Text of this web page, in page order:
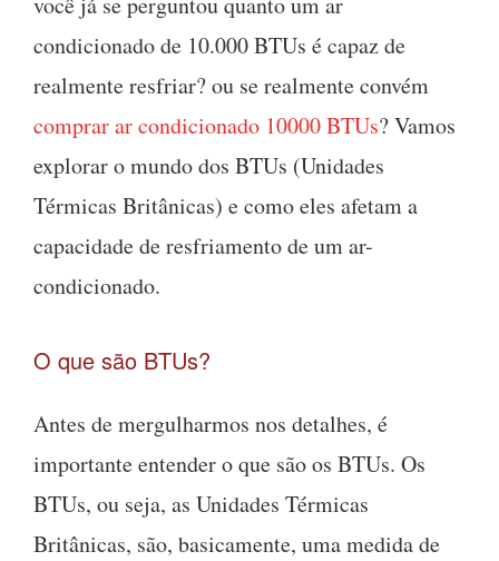
condicionado de 10.000 BTUs é capaz de
realmente resfriar? ou se realmente convém
comprar ar condicionado 10000 BTUs? Vamos
explorar o mundo dos BTUs (Unidades
Térmicas Britânicas) e como eles afetam a
capacidade de resfriamento de um ar-
condicionado.
O que são BTUs?
Antes de mergulharmos nos detalhes, é
importante entender o que são os BTUs. Os
BTUs, ou seja, as Unidades Térmicas
Britânicas, são, basicamente, uma medida de